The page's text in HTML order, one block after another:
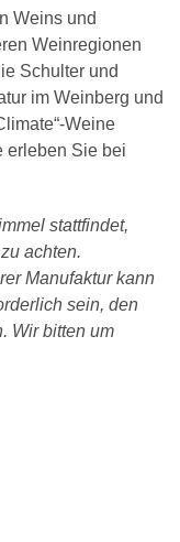
Weins und
Weinregionen
Schulter und
im Weinberg und
Weine
erleben Sie bei
stattfindet,
achten.
Manufaktur kann
sein, den
Wir bitten um